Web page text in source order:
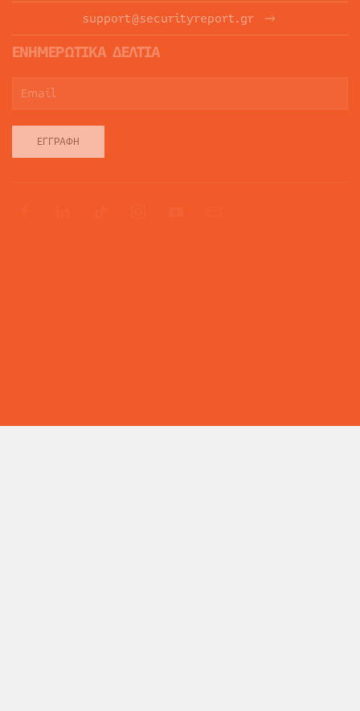
support@securityreport.gr
ΕΝΗΜΕΡΩΤΙΚΑ ΔΕΛΤΙΑ
ΕΓΓΡΑΦΉ